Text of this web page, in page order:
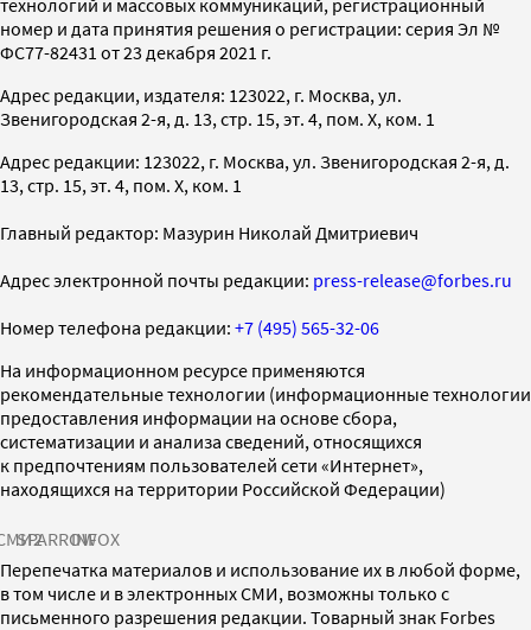
номер и дата принятия решения о регистрации: серия Эл №
ФС77-82431 от 23 декабря 2021 г.
Адрес редакции, издателя: 123022, г. Москва, ул.
Звенигородская 2-я, д. 13, стр. 15, эт. 4, пом. X, ком. 1
Адрес редакции: 123022, г. Москва, ул. Звенигородская 2-я, д.
13, стр. 15, эт. 4, пом. X, ком. 1
Главный редактор: Мазурин Николай Дмитриевич
Адрес электронной почты редакции: press-release@forbes.ru
Номер телефона редакции: +7 (495) 565-32-06
На информационном ресурсе применяются
рекомендательные технологии (информационные технологии
предоставления информации на основе сбора,
систематизации и анализа сведений, относящихся
к предпочтениям пользователей сети «Интернет»,
находящихся на территории Российской Федерации)
SPARROWINFOX
Перепечатка материалов и использование их в любой форме,
в том числе и в электронных СМИ, возможны только с
письменного разрешения редакции. Товарный знак Forbes